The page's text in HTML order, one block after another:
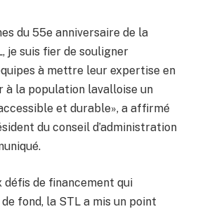
du 55e anniversaire de la
je suis fier de souligner
à mettre leur expertise en
la population lavalloise un
et durable», a affirmé
du conseil d’administration
défis de financement qui
fond, la STL a mis un point